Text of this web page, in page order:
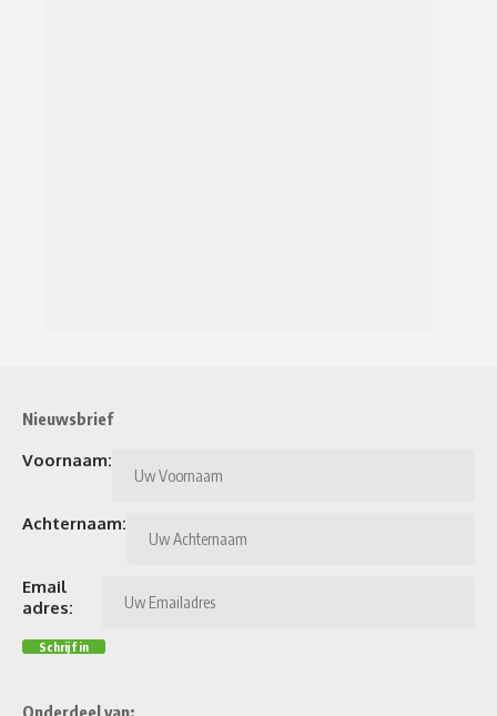
Nieuwsbrief
Voornaam:
Achternaam:
Email
adres:
Onderdeel van: